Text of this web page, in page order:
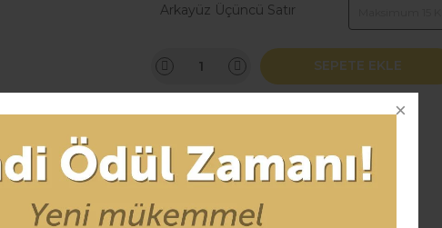
Arkayüz Üçüncü Satır
SEPETE EKLE
Taksit Seçenekleri